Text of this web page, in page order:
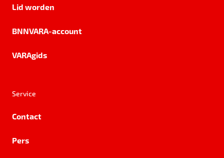
Lid worden
BNNVARA-account
VARAgids
Service
Contact
Pers